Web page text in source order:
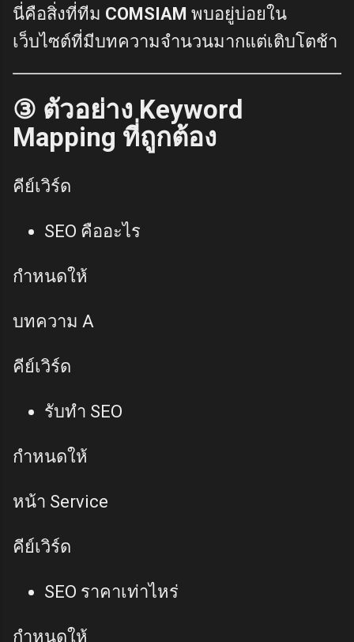
นี่คือสิ่งที่ทีม COMSIAM พบอยู่บ่อยใน
เว็บไซต์ที่มีบทความจำนวนมากแต่เติบโตช้า
③ ตัวอย่าง Keyword
Mapping ที่ถูกต้อง
คีย์เวิร์ด
SEO คืออะไร
กำหนดให้
บทความ A
คีย์เวิร์ด
รับทำ SEO
กำหนดให้
หน้า Service
คีย์เวิร์ด
SEO ราคาเท่าไหร่
กำหนดให้